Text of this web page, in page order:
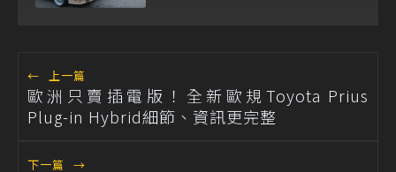
← 上一篇
歐洲只賣插電版！全新歐規Toyota Prius
Plug-in Hybrid細節、資訊更完整
下一篇 →